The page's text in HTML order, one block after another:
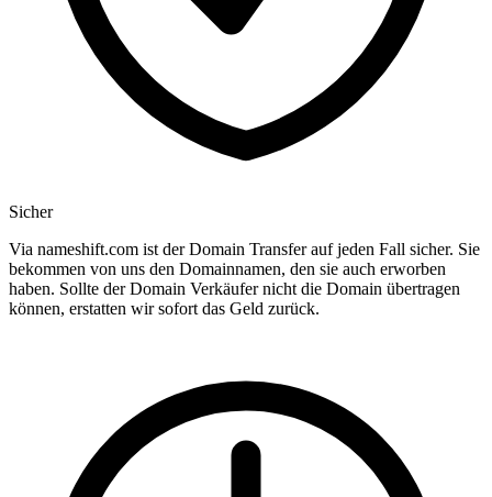
Sicher
Via nameshift.com ist der Domain Transfer auf jeden Fall sicher. Sie
bekommen von uns den Domainnamen, den sie auch erworben
haben. Sollte der Domain Verkäufer nicht die Domain übertragen
können, erstatten wir sofort das Geld zurück.